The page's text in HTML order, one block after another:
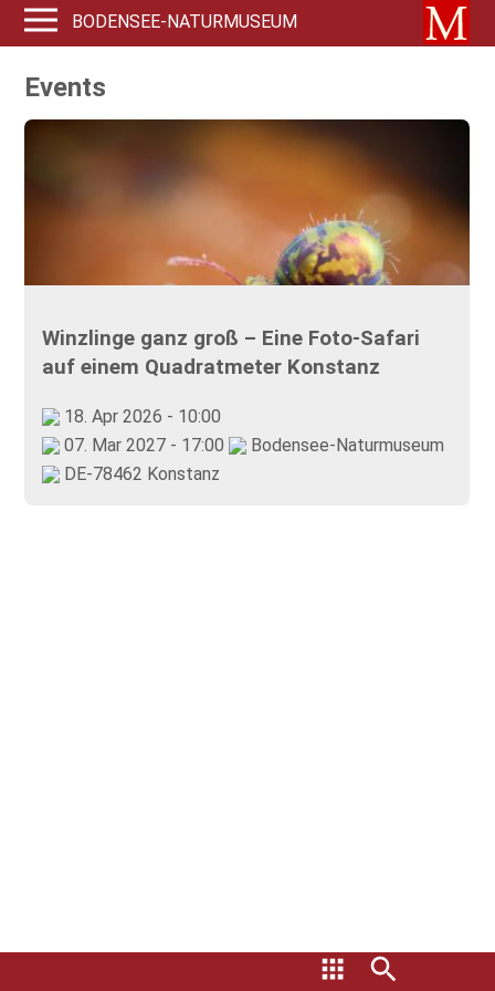
BODENSEE-NATURMUSEUM
Events
Winzlinge ganz groß – Eine Foto-Safari
auf einem Quadratmeter Konstanz
18. Apr 2026 - 10:00
07. Mar 2027 - 17:00
Bodensee-Naturmuseum
DE-78462 Konstanz